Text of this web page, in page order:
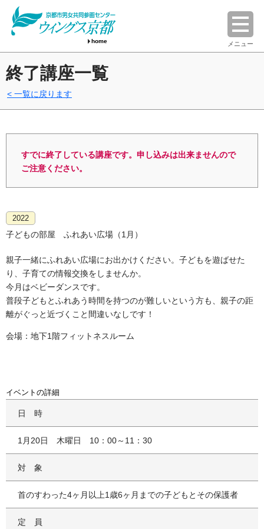
home メニュー
終了講座一覧
一覧に戻ります
すでに終了している講座です。申し込みは出来ませんので
ご注意ください。
2022
子どもの部屋 ふれあい広場（1月）
親子一緒にふれあい広場にお出かけください。子どもを遊ばせた
り、子育ての情報交換をしませんか。
今月はベビーダンスです。
普段子どもとふれあう時間を持つのが難しいという方も、親子の距
離がぐっと近づくこと間違いなしです！
会場：地下1階フィットネスルーム
イベントの詳細
日時
1月20日 木曜日 10：00～11：30
対象
首のすわった4ヶ月以上1歳6ヶ月までの子どもとその保護者
定員